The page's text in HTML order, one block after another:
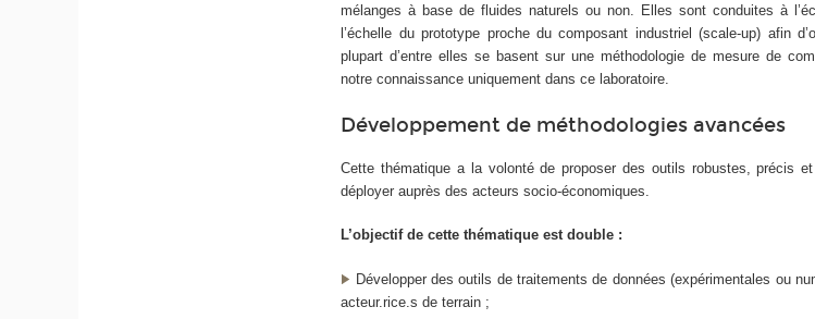
mélanges à base de fluides naturels ou non. Elles sont conduites à
l’échelle du prototype proche du composant industriel (scale-up) afin
plupart d’entre elles se basent sur une méthodologie de mesure de
notre connaissance uniquement dans ce laboratoire.
Développement de méthodologies avancées
Cette thématique a la volonté de proposer des outils robustes, précis
déployer auprès des acteurs socio-économiques.
L’objectif de cette thématique est double :
Développer des outils de traitements de données (expérimentales ou
acteur.rice.s de terrain ;